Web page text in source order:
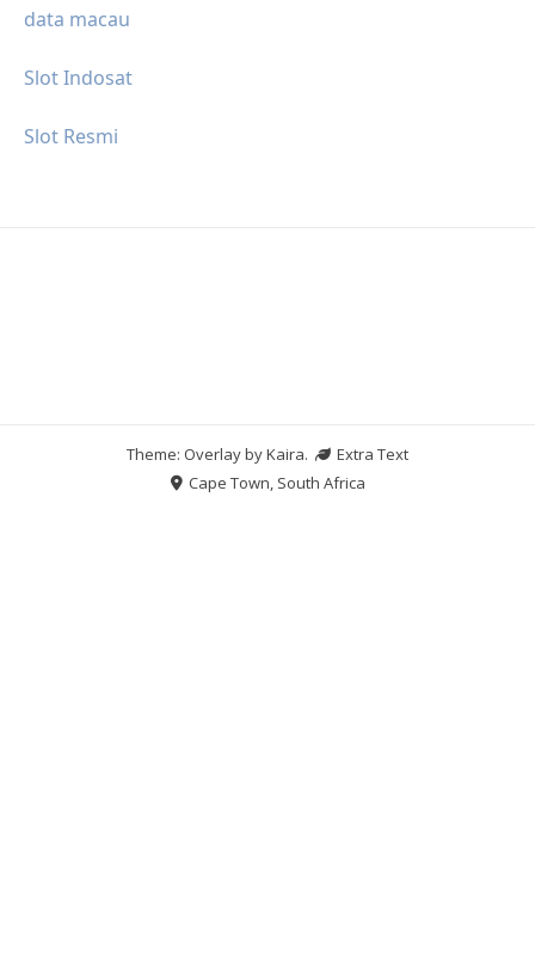
data macau
Slot Indosat
Slot Resmi
Theme: Overlay byKaira.
Extra Text
Cape Town, South Africa